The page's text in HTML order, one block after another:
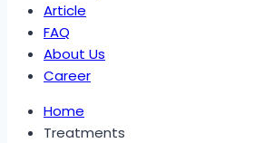
Article
FAQ
About Us
Career
Home
Treatments